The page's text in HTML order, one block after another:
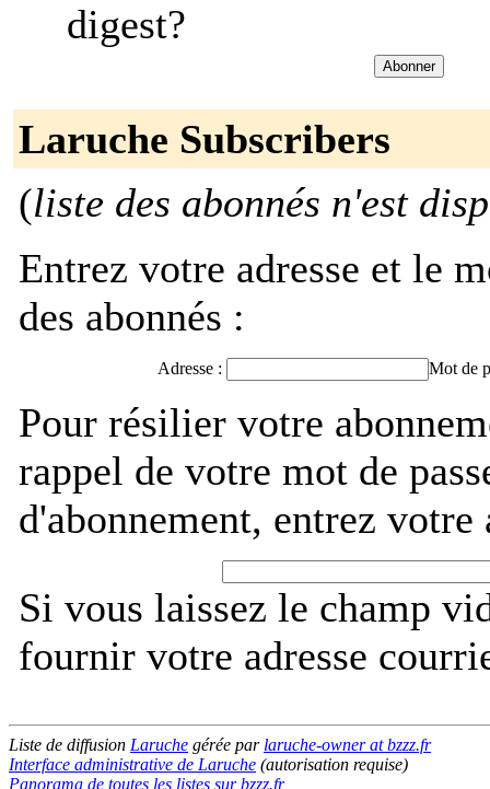
digest?
Laruche Subscribers
(liste des abonnés n'est
Entrez votre adresse et le
des abonnés :
Adresse : Mot de
Pour résilier votre
rappel de votre mot de
d'abonnement, entrez
Si vous laissez le champ
fournir votre adresse
Liste de diffusion Laruche gérée par laruche-owner at bzzz.fr
Interface administrative de Laruche (autorisation requise)
Panorama de toutes les listes sur bzzz.fr